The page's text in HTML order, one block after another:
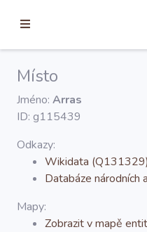
Úvod
Regesty
Hledat
Místo
Jméno: Arras
ID: g115439
Odkazy:
Wikidata (Q131329)
Databáze
Mapy:
Zobrazit v mapě